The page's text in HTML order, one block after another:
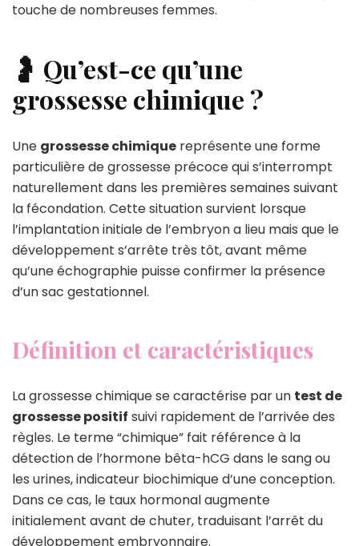
touche de nombreuses femmes.
🤰 Qu’est-ce qu’une
grossesse chimique ?
Une grossesse chimique représente une forme
particulière de grossesse précoce qui s’interrompt
naturellement dans les premières semaines suivant
la fécondation. Cette situation survient lorsque
l’implantation initiale de l’embryon a lieu mais que le
développement s’arrête très tôt, avant même
qu’une échographie puisse confirmer la présence
d’un sac gestationnel.
Définition et caractéristiques
La grossesse chimique se caractérise par un test de
grossesse positif suivi rapidement de l’arrivée des
règles. Le terme “chimique” fait référence à la
détection de l’hormone bêta-hCG dans le sang ou
les urines, indicateur biochimique d’une conception.
Dans ce cas, le taux hormonal augmente
initialement avant de chuter, traduisant l’arrêt du
développement embryonnaire.